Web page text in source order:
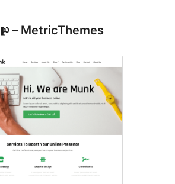
– MetricThemes